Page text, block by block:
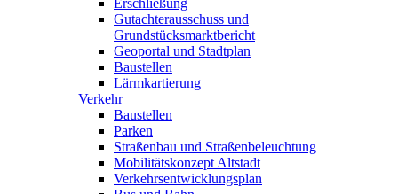
Erschließung
Gutachterausschuss und
Grundstücksmarktbericht
Geoportal und Stadtplan
Baustellen
Lärmkartierung
Verkehr
Baustellen
Parken
Straßenbau und Straßenbeleuchtung
Mobilitätskonzept Altstadt
Verkehrsentwicklungsplan